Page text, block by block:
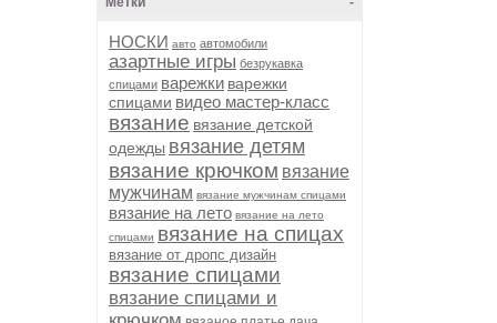
НОСКИ авто автомобили
азартные игры безрукавка
спицами варежки варежки
спицами видео мастер-класс
вязание вязание детской
одежды вязание детям
вязание крючком вязание
мужчинам вязание мужчинам спицами
вязание на лето вязание на лето
спицами вязание на спицах
вязание от дропс дизайн
вязание спицами
вязание спицами и